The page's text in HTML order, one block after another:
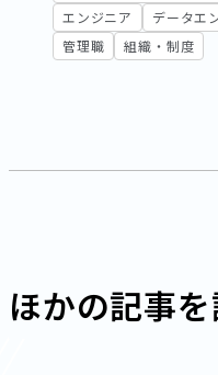
エンジニア
データエ
管理職
組織・制度
ほかの記事